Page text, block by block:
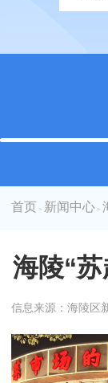
首页 > 新闻中心 >
海陵“苏
信息来源：海陵区